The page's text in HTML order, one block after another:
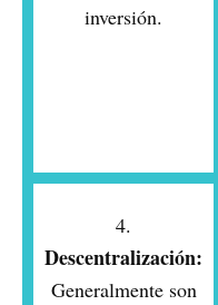
inversión.
4.
Descentralización:
Generalmente son